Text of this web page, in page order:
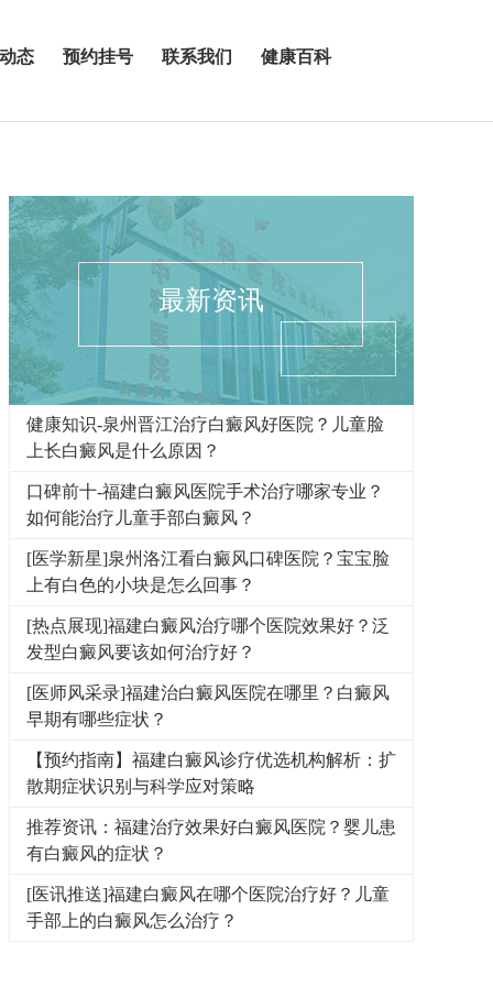
态 预约挂号 联系我们 健康百科
最新资讯
健康知识-泉州晋江治疗白癜风好医院？儿童脸
上长白癜风是什么原因？
口碑前十-福建白癜风医院手术治疗哪家专业？
如何能治疗儿童手部白癜风？
[医学新星]泉州洛江看白癜风口碑医院？宝宝脸
上有白色的小块是怎么回事？
[热点展现]福建白癜风治疗哪个医院效果好？泛
发型白癜风要该如何治疗好？
[医师风采录]福建治白癜风医院在哪里？白癜风
早期有哪些症状？
【预约指南】福建白癜风诊疗优选机构解析：扩
散期症状识别与科学应对策略
推荐资讯：福建治疗效果好白癜风医院？婴儿患
有白癜风的症状？
[医讯推送]福建白癜风在哪个医院治疗好？儿童
手部上的白癜风怎么治疗？